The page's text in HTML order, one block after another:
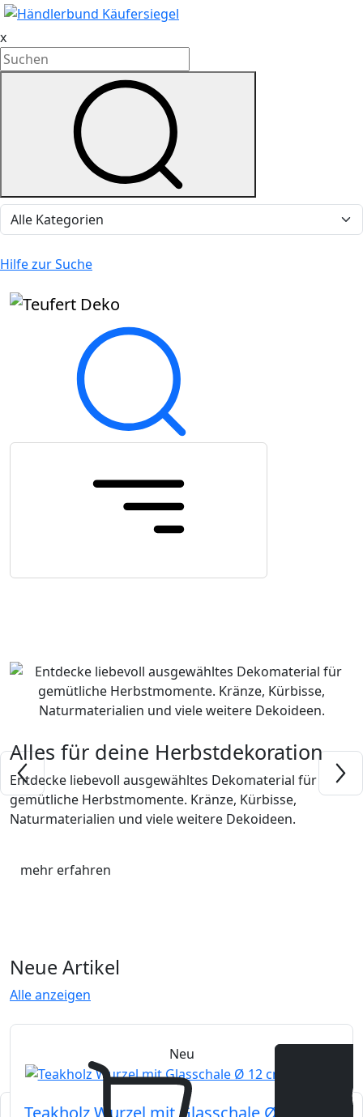
x
Hilfe zur Suche
Alles für deine Herbstdekoration
Entdecke liebevoll ausgewähltes Dekomaterial für
gemütliche Herbstmomente. Kränze, Kürbisse,
Naturmaterialien und viele weitere Dekoideen.
mehr erfahren
Neue Artikel
Alle anzeigen
Neu